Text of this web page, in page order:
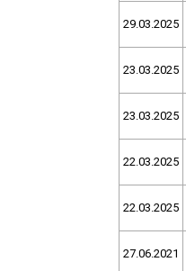
29.03.2025
23.03.2025
23.03.2025
22.03.2025
22.03.2025
27.06.2021